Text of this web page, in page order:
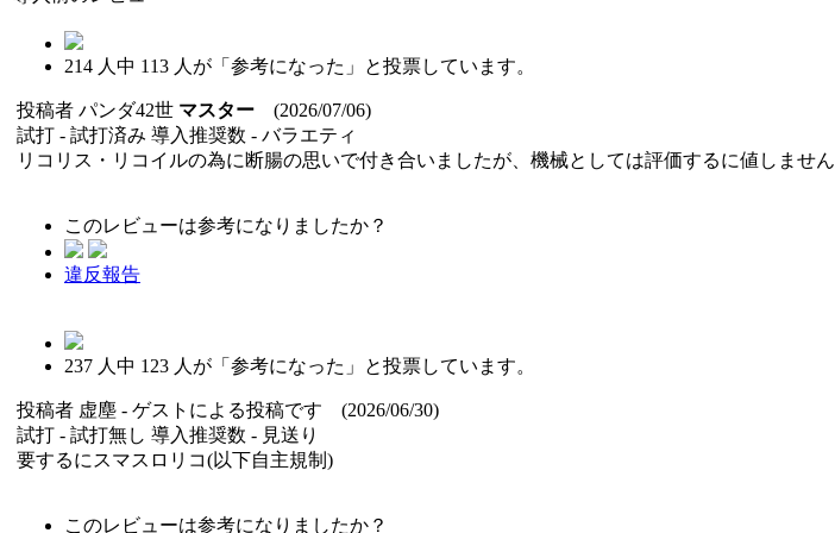
214 人中 113 人が「参考になった」と投票しています。
投稿者 パンダ42世 マスター (2026/07/06)
試打 - 試打済み 導入推奨数 - バラエティ
リコリス・リコイルの為に断腸の思いで付き合いましたが、機械としては評価するに値しません
このレビューは参考になりましたか？
違反報告
237 人中 123 人が「参考になった」と投票しています。
投稿者 虚塵 - ゲストによる投稿です (2026/06/30)
試打 - 試打無し 導入推奨数 - 見送り
要するにスマスロリコ(以下自主規制)
このレビューは参考になりましたか？